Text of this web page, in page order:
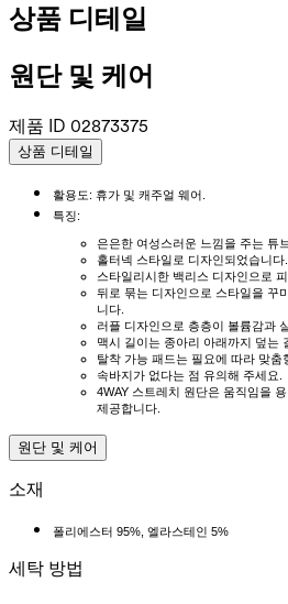
상품 디테일
원단 및 케어
제품 ID 02873375
상품 디테일
활용도: 휴가 및 캐주얼 웨어.
특징:
은은한 여성스러운 느낌을 주는 튜
홀터넥 스타일로 디자인되었습니다.
스타일리시한 백리스 디자인으로
뒤로 묶는 디자인으로 스타일을 꾸
니다.
러플 디자인으로 층층이 볼륨감과
맥시 길이는 종아리 아래까지 덮는
탈착 가능 패드는 필요에 따라 맞춤
속바지가 없다는 점 유의해 주세요.
4WAY 스트레치 원단은 움직임을
제공합니다.
원단 및 케어
소재
폴리에스터 95%, 엘라스테인 5%
세탁 방법